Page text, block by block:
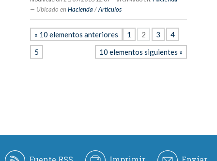
Ubicado en Hacienda /Artículos
« 10 elementos anteriores
10 elementos siguientes »
1 2 3
4
5